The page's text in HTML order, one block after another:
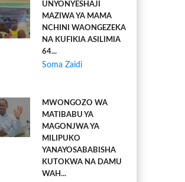
UNYONYESHAJI
MAZIWA YA MAMA
NCHINI WAONGEZEKA
NA KUFIKIA ASILIMIA
64...
Soma Zaidi
MWONGOZO WA
MATIBABU YA
MAGONJWA YA
MILIPUKO
YANAYOSABABISHA
KUTOKWA NA DAMU
WAH...